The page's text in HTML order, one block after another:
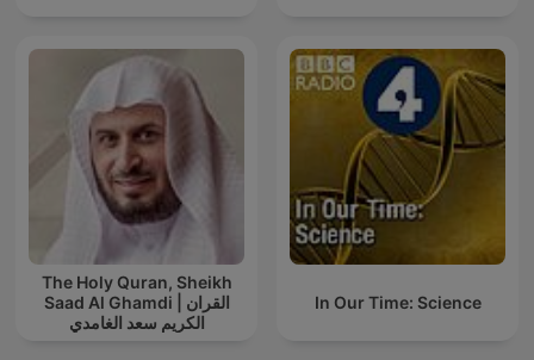
The Holy Quran, Sheikh
Saad Al Ghamdi | القران
الكريم سعد الغامدي
In Our Time: Science